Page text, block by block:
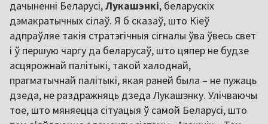
дачыненні Беларусі,Лукашэнкі, беларускіх
дэмакратычных сілаў. Я б сказаў, што Кіеў
адпраўляе такія стратэгічныя сігналы ўва ўвесь свет
і ў першую чаргу да беларусаў, што цяпер не будзе
асцярожнай палітыкі, такой халоднай,
прагматычнай палітыкі, якая раней была – не пужаць
дзеда, не раздражняць дзеда Лукашэнку. Улічваючы
тое, што мяняецца сітуацыя ў самой Беларусі, што